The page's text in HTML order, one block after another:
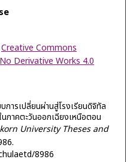
Creative Commons
Derivative Works 4.0
ารเปลี่ยนผ่านสู่โรงเรียนดิจิทัล
นภาคตะวันออกเฉียงเหนือตอน
University Theses and
8986